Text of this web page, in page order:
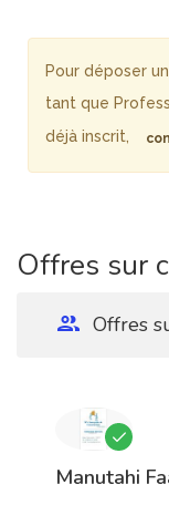
Pour déposer
tant que
déjà inscrit,
Offres sur
Offres
Manutahi